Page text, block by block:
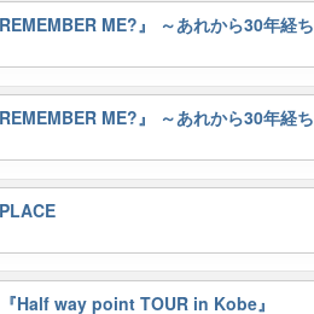
ME?』 ～あれから30年経
ME?』 ～あれから30年経
Half way point TOUR in Kobe』